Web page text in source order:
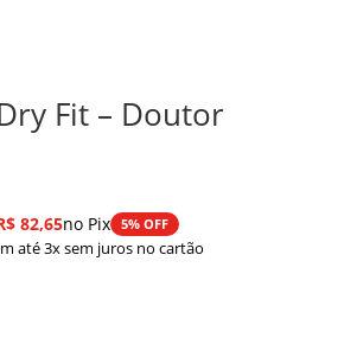
Fit – Doutor
82,65no Pix 5% OFF
até 3x sem juros no cartão